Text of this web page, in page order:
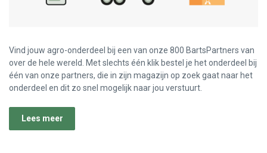
Vind jouw agro-onderdeel bij een van onze 800 BartsPartners van
over de hele wereld. Met slechts één klik bestel je het onderdeel bij
één van onze partners, die in zijn magazijn op zoek gaat naar het
onderdeel en dit zo snel mogelijk naar jou verstuurt.
Lees meer